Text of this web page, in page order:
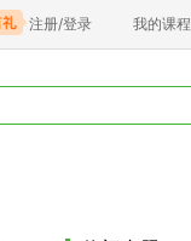
注册/登录 我的课程